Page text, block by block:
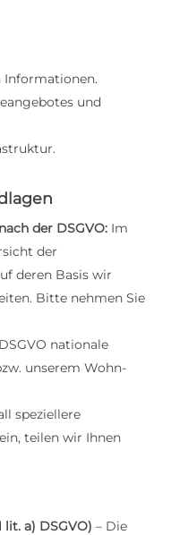
Informationen.
und
der DSGVO: Im
der
deren Basis wir
Bitte nehmen Sie
nationale
unserem Wohn-
speziellere
teilen wir Ihnen
lit. a) DSGVO) – Die